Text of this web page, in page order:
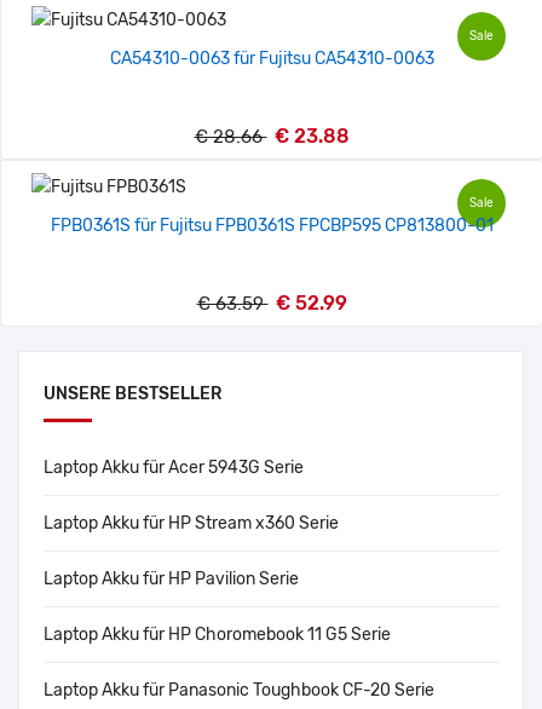
UNSERE BESTSELLER
Laptop Akku für Acer 5943G Serie
Laptop Akku für HP Stream x360 Serie
Laptop Akku für HP Pavilion Serie
Laptop Akku für HP Choromebook 11 G5 Serie
Laptop Akku für Panasonic Toughbook CF-20 Serie
Sale
CA54310-0063 für Fujitsu CA54310-0063
€ 28.66 € 23.88
Sale
FPB0361S für Fujitsu FPB0361S FPCBP595 CP813800-01
€ 63.59 € 52.99